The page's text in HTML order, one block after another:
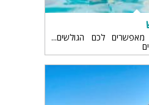
מאפשרים לכם הגולשים